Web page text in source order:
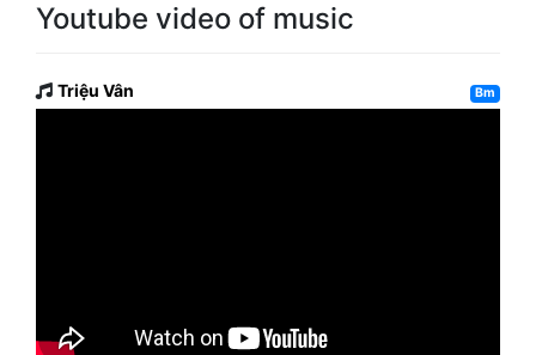
Youtube video of music
Triệu Vân Bm